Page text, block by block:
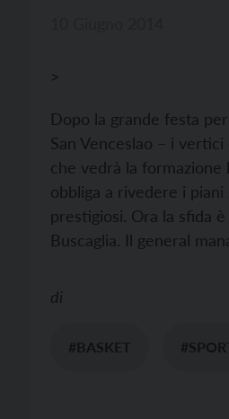
>
Dopo la grande festa
San Venceslao – i vertici
che vedrà la formazione
obbliga a rivedere i
prestigiosi. Ora la sfida
Buscaglia. Il general
di
#BASKET